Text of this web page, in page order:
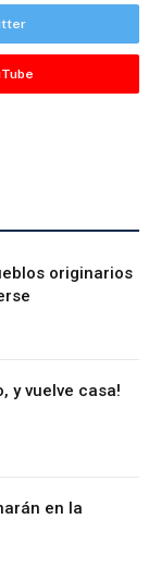
originarios
y vuelve casa!
en la